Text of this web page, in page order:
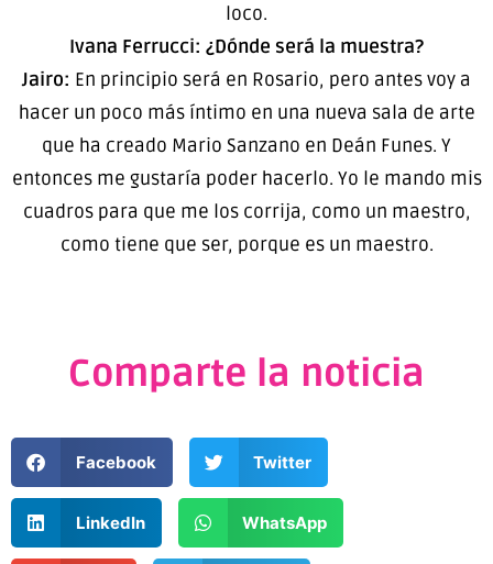
loco.
Ivana Ferrucci: ¿Dónde será la muestra?
Jairo: En principio será en Rosario, pero antes voy a
hacer un poco más íntimo en una nueva sala de arte
que ha creado Mario Sanzano en Deán Funes. Y
entonces me gustaría poder hacerlo. Yo le mando mis
cuadros para que me los corrija, como un maestro,
como tiene que ser, porque es un maestro.
Comparte la noticia
Facebook Twitter
LinkedIn WhatsApp